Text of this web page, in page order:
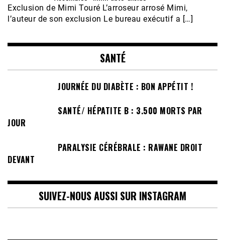
Exclusion de Mimi Touré L’arroseur arrosé Mimi,
l’auteur de son exclusion Le bureau exécutif a […]
SANTÉ
JOURNÉE DU DIABÈTE : BON APPÉTIT !
SANTÉ/ HÉPATITE B : 3.500 MORTS PAR
JOUR
PARALYSIE CÉRÉBRALE : RAWANE DROIT
DEVANT
SUIVEZ-NOUS AUSSI SUR INSTAGRAM